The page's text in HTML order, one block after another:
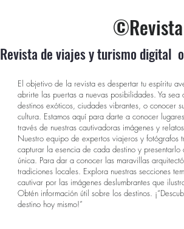
Revista de viajes y turismo digital
El objetivo de la revista es despertar tu espíritu
abrirte las puertas a nuevas posibilidades. Ya sea
destinos exóticos, ciudades vibrantes, o conocer
cultura. Estamos aquí para darte a conocer
través de nuestras cautivadoras imágenes y
Nuestro equipo de expertos viajeros y fotógrafos
capturar la esencia de cada destino y presentarlo
única. Para dar a conocer las maravillas
tradiciones locales. Explora nuestras secciones
cautivar por las imágenes deslumbrantes que
Obtén información útil sobre los destinos.
destino hoy mismo!”